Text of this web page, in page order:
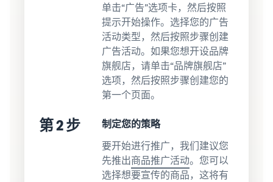
单击“广告”选项卡，然后按照
提示开始操作。选择您的广告
活动类型，然后按照步骤创建
广告活动。如果您想开设品牌
旗舰店，请单击“品牌旗舰店”
选项，然后按照步骤创建您的
第一个页面。
第 2 步
制定您的策略
要开始进行推广，我们建议您
先推出商品推广活动。您可以
选择想要宣传的商品，这将有